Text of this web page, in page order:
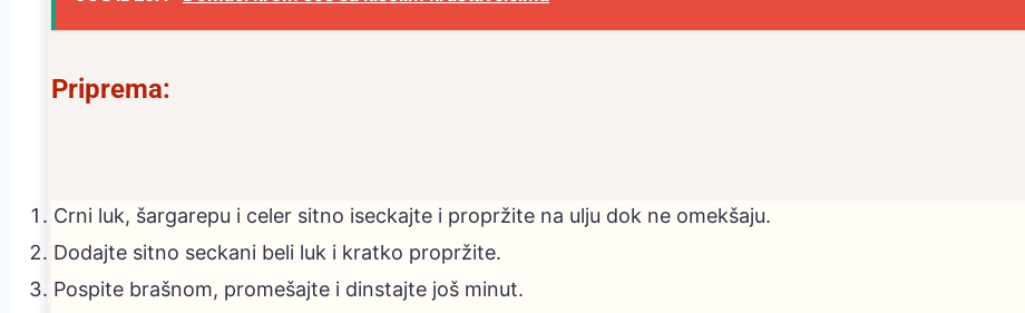
Priprema:
Crni luk, šargarepu i celer sitno iseckajte i propržite na ulju dok ne omekšaju.
Dodajte sitno seckani beli luk i kratko propržite.
Pospite brašnom, promešajte i dinstajte još minut.